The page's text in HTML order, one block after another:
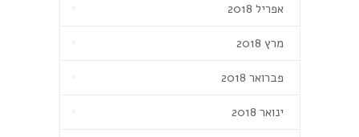
אפריל 2018
מרץ 2018
פברואר 2018
ינואר 2018